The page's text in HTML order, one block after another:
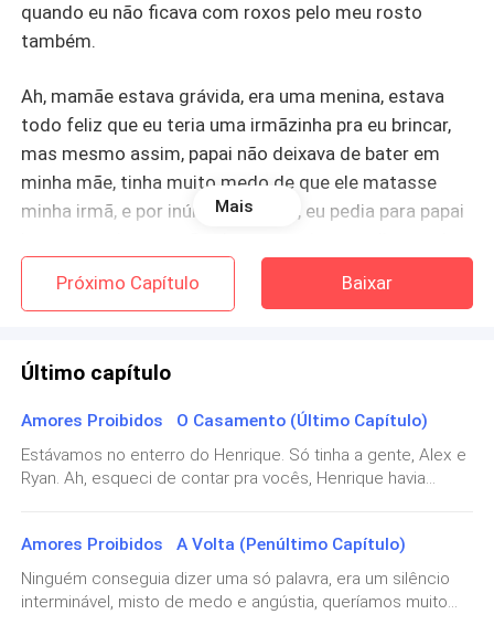
quando eu não ficava com roxos pelo meu rosto
também.
Ah, mamãe estava grávida, era uma menina, estava
todo feliz que eu teria uma irmãzinha pra eu brincar,
mas mesmo assim, papai não deixava de bater em
minha mãe, tinha muito medo de que ele matasse
minha irmã, e por inúmeras vezes, eu pedia para papai
não fazer isso, mas eu preferia que ele batesse em
mim, do que nelas.
preferido de papai, sempre foi assim, papai saia com
ele, e eu ficava com mamãe em casa, e gostava, pois
assim a paz reinava em casa. Se eu tinha ódio dele?
Não, quando criança a gente é meio inocente, e por
Papai sempre foi um bom ator, conseguia fingir ser o
pai perfeito na presença de outras pessoas, e na
Mais
Próximo Capítulo Baixar
Último capítulo
Amores Proibidos O Casamento (Último Capítulo)
Estávamos no enterro do Henrique. Só tinha a gente, Alex e
Ryan. Ah, esqueci de contar pra vocês, Henrique havia
ou não ao enterro, eu também não tinha certeza se queria ir,
mas depois de muito pensarmos, decidimos que
deveríamos fazer isso. Ele nunca foi um bom marido e
muito menos um bom pai, mas senti que devíamos, afinal,
Amores Proibidos A Volta (Penúltimo Capítulo)
Ninguém conseguia dizer uma só palavra, era um silêncio
interminável, misto de medo e angústia, queríamos muito